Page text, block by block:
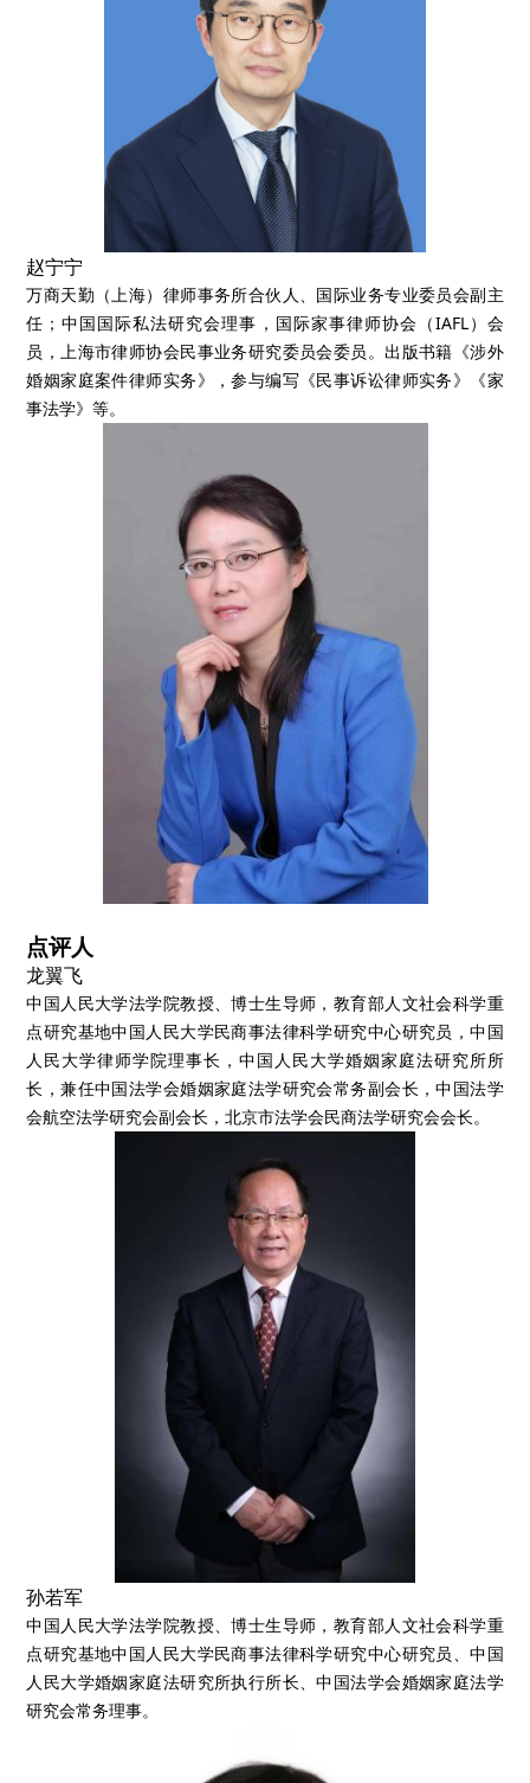
赵宁宁
万商天勤（上海）律师事务所合伙人、国际业务专业委员会副主
任；中国国际私法研究会理事，国际家事律师协会（IAFL）会
员，上海市律师协会民事业务研究委员会委员。出版书籍《涉外
婚姻家庭案件律师实务》，参与编写《民事诉讼律师实务》《家
事法学》等。
点评人
龙翼飞
中国人民大学法学院教授、博士生导师，教育部人文社会科学重
点研究基地中国人民大学民商事法律科学研究中心研究员，中国
人民大学律师学院理事长，中国人民大学婚姻家庭法研究所所
长，兼任中国法学会婚姻家庭法学研究会常务副会长，中国法学
会航空法学研究会副会长，北京市法学会民商法学研究会会长。
孙若军
中国人民大学法学院教授、博士生导师，教育部人文社会科学重
点研究基地中国人民大学民商事法律科学研究中心研究员、中国
人民大学婚姻家庭法研究所执行所长、中国法学会婚姻家庭法学
研究会常务理事。